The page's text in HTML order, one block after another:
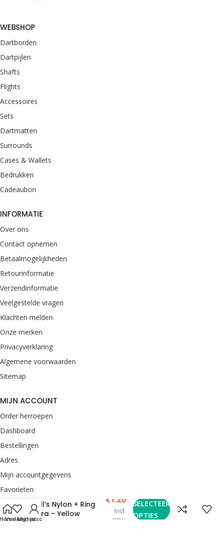
WEBSHOP
Dartborden
Dartpijlen
Shafts
Flights
Accessoires
Sets
Dartmatten
Surrounds
Cases & Wallets
Bedrukken
Cadeaubon
INFORMATIE
Over ons
Contact opnemen
Betaalmogelijkheden
Retourinformatie
Verzendinformatie
Veelgestelde vragen
Klachten melden
Onze merken
Privacyverklaring
Algemene voorwaarden
Sitemap
MIJN ACCOUNT
Order herroepen
Dashboard
Bestellingen
Adres
Mijn accountgegevens
Favorieten
CONTACT
Bull’s Nylon + Ring
Dura – Yellow
€ 1.20
Incl.
BTW
SELECTEER
OPTIES
Verlanglijst
Mijn account